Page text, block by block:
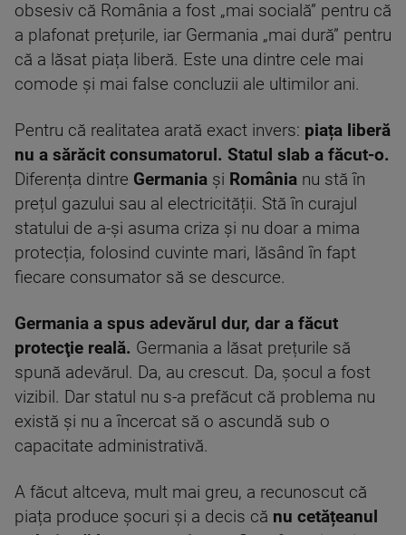
obsesiv că România a fost „mai socială” pentru că
a plafonat prețurile, iar Germania „mai dură” pentru
că a lăsat piața liberă. Este una dintre cele mai
comode și mai false concluzii ale ultimilor ani.
Pentru că realitatea arată exact invers: piața liberă
nu a sărăcit consumatorul. Statul slab a făcut-o.
Diferența dintre Germania și România nu stă în
prețul gazului sau al electricității. Stă în curajul
statului de a-și asuma criza și nu doar a mima
protecția, folosind cuvinte mari, lăsând în fapt
fiecare consumator să se descurce.
Germania a spus adevărul dur, dar a făcut
protecţie reală. Germania a lăsat prețurile să
spună adevărul. Da, au crescut. Da, șocul a fost
vizibil. Dar statul nu s-a prefăcut că problema nu
există și nu a încercat să o ascundă sub o
capacitate administrativă.
A făcut altceva, mult mai greu, a recunoscut că
piața produce șocuri și a decis că nu cetățeanul